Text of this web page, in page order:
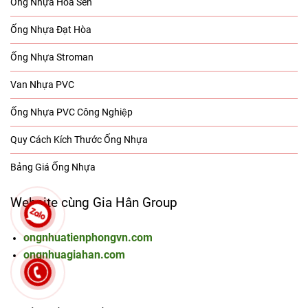
Ống Nhựa Hoa Sen
Ống Nhựa Đạt Hòa
Ống Nhựa Stroman
Van Nhựa PVC
Ống Nhựa PVC Công Nghiệp
Quy Cách Kích Thước Ống Nhựa
Bảng Giá Ống Nhựa
Website cùng Gia Hân Group
ongnhuatienphongvn.com
ongnhuagiahan.com